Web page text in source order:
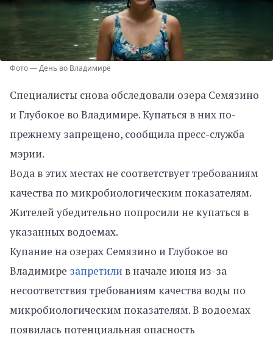
Фото — День во Владимире
Специалисты снова обследовали озера Семязино
и Глубокое во Владимире. Купаться в них по-
прежнему запрещено, сообщила пресс-служба
мэрии.
Вода в этих местах не соответствует требованиям
качества по микробиологическим показателям.
Жителей убедительно попросили не купаться в
указанных водоемах.
Купание на озерах Семязино и Глубокое во
Владимире запретили в начале июня из-за
несоответствия требованиям качества воды по
микробиологическим показателям. В водоемах
появилась потенциальная опасность